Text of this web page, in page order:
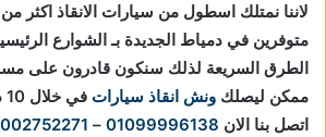
لاننا نمتلك اسطول من سيارات الانقاذ اكثر من 100
متوفرين في دمياط الجديدة بـ الشوارع
الطرق السريعة لذلك سنكون قادرون على
ممكن ليصلك ونش انقاذ سيارات
اتصل بنا الان 01099996138
–